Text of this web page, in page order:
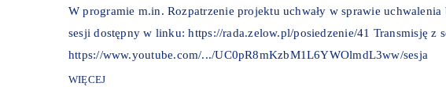
W programie m.in. Rozpatrzenie projektu uchwały w sprawie
sesji dostępny w linku: https://rada.zelow.pl/posiedzenie/41 Transmisję z
https://www.youtube.com/.../UC0pR8mKzbM1L6YWOlmdL3ww/sesja
WIĘCEJ